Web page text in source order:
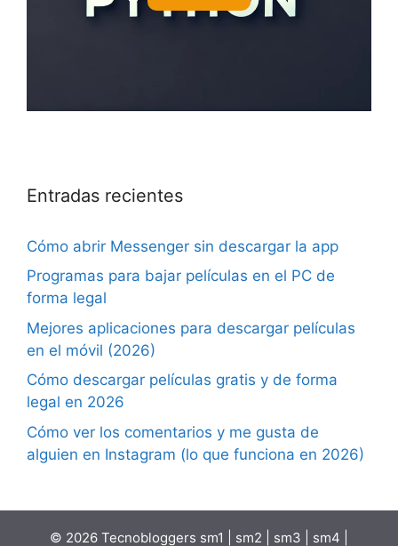
Entradas recientes
Cómo abrir Messenger sin descargar la app
Programas para bajar películas en el PC de
forma legal
Mejores aplicaciones para descargar películas
en el móvil (2026)
Cómo descargar películas gratis y de forma
legal en 2026
Cómo ver los comentarios y me gusta de
alguien en Instagram (lo que funciona en 2026)
© 2026 Tecnobloggers sm1 sm2 sm3 sm4